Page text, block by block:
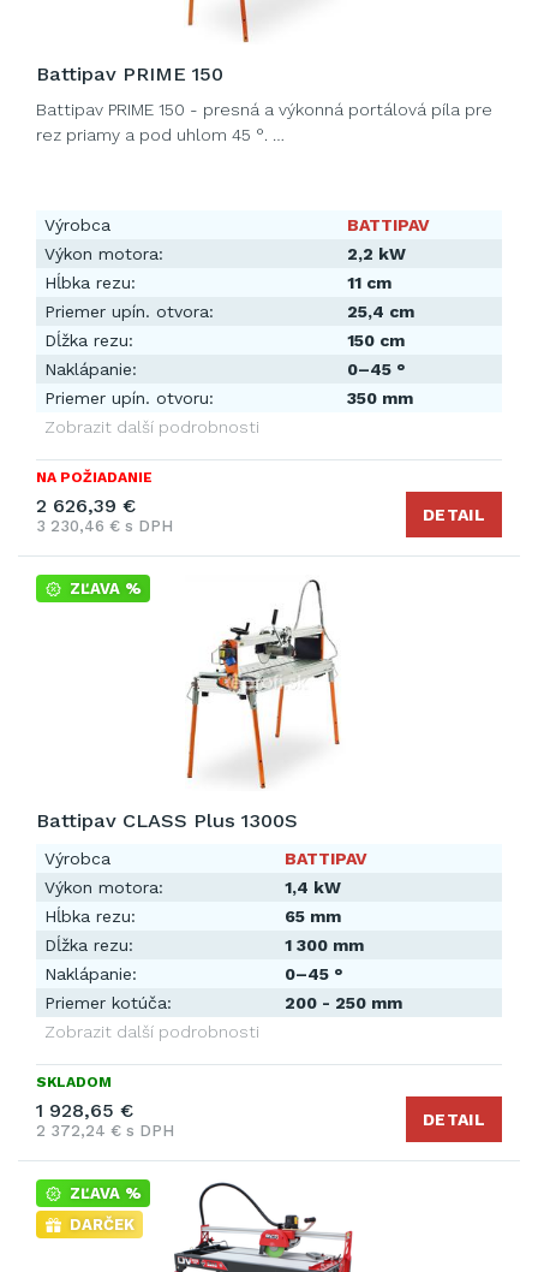
Battipav PRIME 150
Battipav PRIME 150 - presná a výkonná portálová píla pre
rez priamy a pod uhlom 45 °. …
Výrobca
BATTIPAV
Výkon motora:
2,2 kW
Hĺbka rezu:
11 cm
Priemer upín. otvora:
25,4 cm
Dĺžka rezu:
150 cm
Naklápanie:
0–45 °
Priemer upín. otvoru:
350 mm
Zobrazit další podrobnosti
NA POŽIADANIE
2 626,39 €
3 230,46 € s DPH
DETAIL
ZĽAVA %
Battipav CLASS Plus 1300S
Výrobca
BATTIPAV
Výkon motora:
1,4 kW
Hĺbka rezu:
65 mm
Dĺžka rezu:
1 300 mm
Naklápanie:
0–45 °
Priemer kotúča:
200 - 250 mm
Zobrazit další podrobnosti
SKLADOM
1 928,65 €
2 372,24 € s DPH
DETAIL
ZĽAVA %
DARČEK